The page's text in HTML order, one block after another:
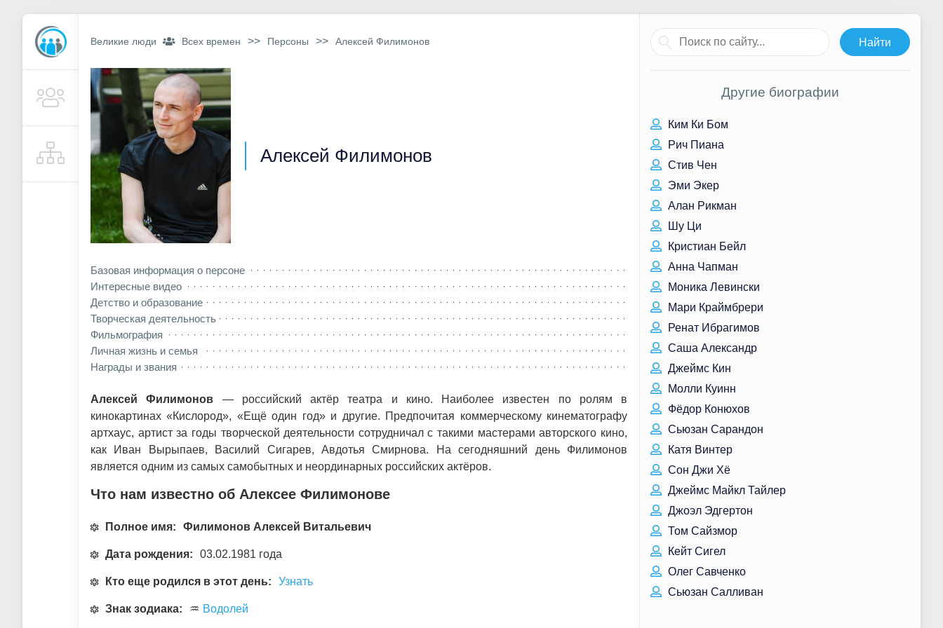
Великие люди Всех времен >> Персоны >> Алексей Филимонов
Алексей Филимонов
Базовая информация о персоне
Интересные видео
Детство и образование
Творческая деятельность
Фильмография
Личная жизнь и семья
Награды и звания
Алексей Филимонов — российский актёр театра и кино. Наиболее известен по ролям в
кинокартинах «Кислород», «Ещё один год» и другие. Предпочитая коммерческому кинематографу
артхаус, артист за годы творческой деятельности сотрудничал с такими мастерами авторского кино,
как Иван Вырыпаев, Василий Сигарев, Авдотья Смирнова. На сегодняшний день Филимонов
является одним из самых самобытных и неординарных российских актёров.
Что нам известно об Алексее Филимонове
Полное имя: Филимонов Алексей Витальевич
Дата рождения: 03.02.1981 года
Кто еще родился в этот день: Узнать
Знак зодиака: ♒ Водолей
Другие биографии
Ким Ки Бом
Рич Пиана
Стив Чен
Эми Экер
Алан Рикман
Шу Ци
Кристиан Бейл
Анна Чапман
Моника Левински
Мари Краймбрери
Ренат Ибрагимов
Саша Александр
Джеймс Кин
Молли Куинн
Фёдор Конюхов
Сьюзан Сарандон
Катя Винтер
Сон Джи Хё
Джеймс Майкл Тайлер
Джоэл Эдгертон
Том Сайзмор
Кейт Сигел
Олег Савченко
Сьюзан Салливан